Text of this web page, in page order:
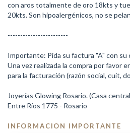
con aros totalmente de oro 18kts y
20kts. Son hipoalergénicos, no se
------------------------
Importante: Pida su factura "A" con su
Una vez realizada la compra por favor
para la facturación (razón social, cuit,
Joyerías Glowing Rosario. (Casa
Entre Ríos 1775 - Rosario
INFORMACION IMPORTANTE